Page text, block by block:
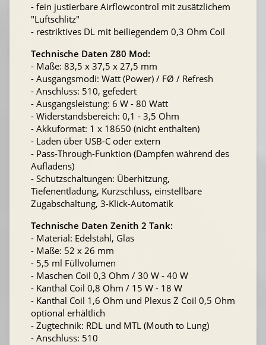
- fein justierbare Airflowcontrol mit zusätzlichem
"Luftschlitz"
- restriktives DL mit beiliegendem 0,3 Ohm Coil
Technische Daten Z80 Mod:
- Maße: 83,5 x 37,5 x 27,5 mm
- Ausgangsmodi: Watt (Power) / FØ / Refresh
- Anschluss: 510, gefedert
- Ausgangsleistung: 6 W - 80 Watt
- Widerstandsbereich: 0,1 - 3,5 Ohm
- Akkuformat: 1 x 18650 (nicht enthalten)
- Laden über USB-C oder extern
- Pass-Through-Funktion (Dampfen während des
Aufladens)
- Schutzschaltungen: Überhitzung,
Tiefenentladung, Kurzschluss, einstellbare
Zugabschaltung, 3-Klick-Automatik
Technische Daten Zenith 2 Tank:
- Material: Edelstahl, Glas
- Maße: 52 x 26 mm
- 5,5 ml Füllvolumen
- Maschen Coil 0,3 Ohm / 30 W - 40 W
- Kanthal Coil 0,8 Ohm / 15 W - 18 W
- Kanthal Coil 1,6 Ohm und Plexus Z Coil 0,5 Ohm
optional erhältlich
- Zugtechnik: RDL und MTL (Mouth to Lung)
- Anschluss: 510